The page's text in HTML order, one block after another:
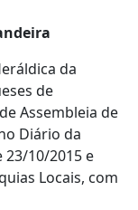
da
de
Assembleia de
Diário da
23/10/2015 e
Locais, com